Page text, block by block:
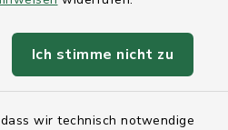
Ich stimme nicht zu
wir technisch notwendige